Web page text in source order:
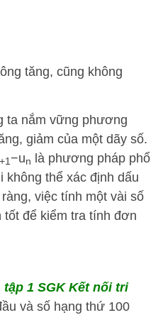
tăng, cũng không
ta nắm vững phương
giảm của một dãy số.
+1−un
là phương pháp phổ
không thể xác định dấu
việc tính một vài số
tốt để kiểm tra tính đơn
tập 1 SGK Kết nối tri
và số hạng thứ 100